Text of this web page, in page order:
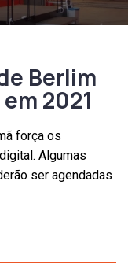
Berlim
2021
força os
Algumas
ser agendadas